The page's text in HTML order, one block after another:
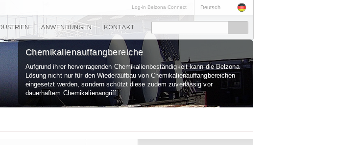
Deutsch
Log-in Belzona Connect
Chemikalienauffangbereiche
Aufgrund ihrer hervorragenden Chemikalienbeständigkeit kann die Belzona
Lösung nicht nur für den Wiederaufbau von Chemikalienauffangbereichen
eingesetzt werden, sondern schützt diese zudem zuverlässig vor
dauerhaftem Chemikalienangriff.